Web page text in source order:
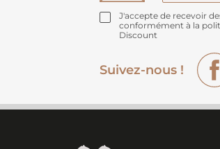
J'accepte de recevoir
conformément à la
Discount
Suivez-nous !